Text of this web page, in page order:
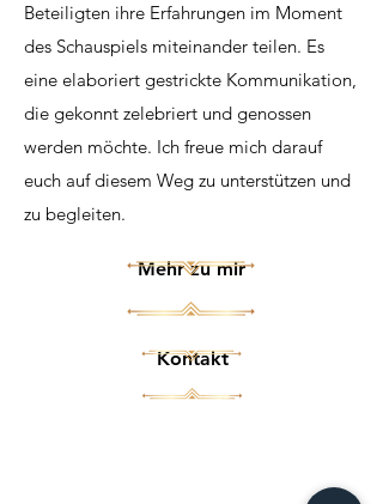
Beteiligten ihre Erfahrungen im Moment
des Schauspiels miteinander teilen. Es
eine elaboriert gestrickte Kommunikation,
die gekonnt zelebriert und genossen
werden möchte. Ich freue mich darauf
euch auf diesem Weg zu unterstützen und
zu begleiten.
Mehr zu mir
Kontakt